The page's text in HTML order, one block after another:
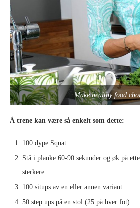
Make healthy food
Å trene kan være så enkelt som dette:
100 dype Squat
Stå i planke 60-90 sekunder og øk på
sterkere
100 situps av en eller annen variant
50 step ups på en stol (25 på hver fot)